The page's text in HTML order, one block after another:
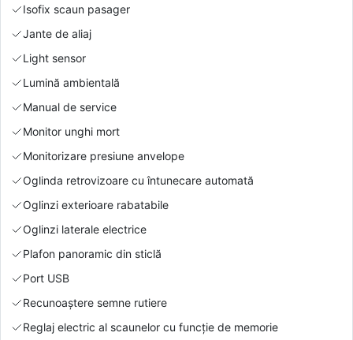
Isofix scaun pasager
Jante de aliaj
Light sensor
Lumină ambientală
Manual de service
Monitor unghi mort
Monitorizare presiune anvelope
Oglinda retrovizoare cu întunecare automată
Oglinzi exterioare rabatabile
Oglinzi laterale electrice
Plafon panoramic din sticlă
Port USB
Recunoaștere semne rutiere
Reglaj electric al scaunelor cu funcție de memorie